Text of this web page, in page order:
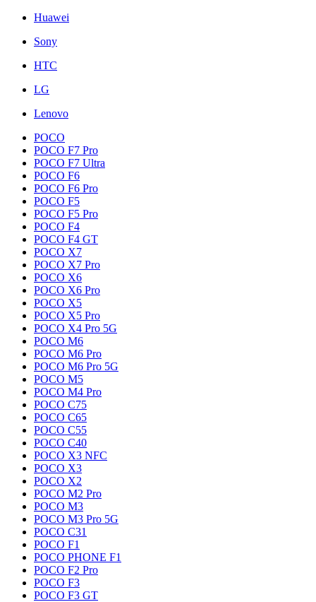
Huawei
Sony
HTC
LG
Lenovo
POCO
POCO F7 Pro
POCO F7 Ultra
POCO F6
POCO F6 Pro
POCO F5
POCO F5 Pro
POCO F4
POCO F4 GT
POCO X7
POCO X7 Pro
POCO X6
POCO X6 Pro
POCO X5
POCO X5 Pro
POCO X4 Pro 5G
POCO M6
POCO M6 Pro
POCO M6 Pro 5G
POCO M5
POCO M4 Pro
POCO C75
POCO C65
POCO C55
POCO C40
POCO X3 NFC
POCO X3
POCO X2
POCO M2 Pro
POCO M3
POCO M3 Pro 5G
POCO C31
POCO F1
POCO PHONE F1
POCO F2 Pro
POCO F3
POCO F3 GT